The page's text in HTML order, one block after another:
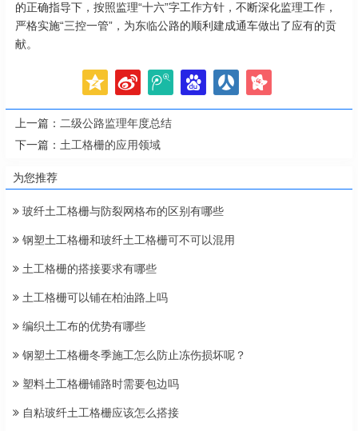
的正确指导下，按照监理“十六”字工作方针，不断深化监理工作，
严格实施“三控一管”，为东临公路的顺利建成通车做出了应有的贡
献。
上一篇： 二级公路监理年度总结
下一篇： 土工格栅的应用领域
为您推荐
玻纤土工格栅与防裂网格布的区别有哪些
钢塑土工格栅和玻纤土工格栅可不可以混用
土工格栅的搭接要求有哪些
土工格栅可以铺在柏油路上吗
编织土工布的优势有哪些
钢塑土工格栅冬季施工怎么防止冻伤损坏呢？
塑料土工格栅铺路时需要包边吗
自粘玻纤土工格栅应该怎么搭接